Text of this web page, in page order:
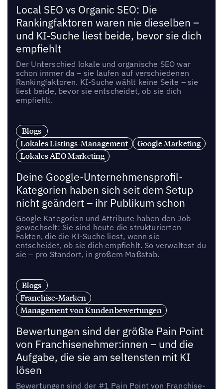
Local SEO vs Organic SEO: Die
Rankingfaktoren waren nie dieselben –
und KI-Suche liest beide, bevor sie dich
empfiehlt
Der Unterschied lokale und organische SEO war
schon immer da – sie laufen auf verschiedenen
Rankingfaktoren. KI-Suche wählt keine Seite – sie
liest beide, bevor sie entscheidet, ob sie dich
empfiehlt.
Blogs
Lokales Listings-Management
Google Marketing
Lokales AEO Marketing
Deine Google-Unternehmensprofil-
Kategorien haben sich seit dem Setup
nicht geändert – ihr Publikum schon
Google Kategorien und Attribute haben den Job
gewechselt: Sie sind heute die strukturierten
Fakten, die die KI-Suche liest, wenn sie
entscheidet, ob sie dich empfiehlt. So verwaltest du
sie – pro Standort, in großem Maßstab.
Blogs
Franchise-Marken
Management von Kundenbewertungen
Bewertungen sind der größte Pain Point
von Franchisenehmer:innen – und die
Aufgabe, die sie am seltensten mit KI
lösen
Bewertungen sind der #1 Pain Point von Franchise-